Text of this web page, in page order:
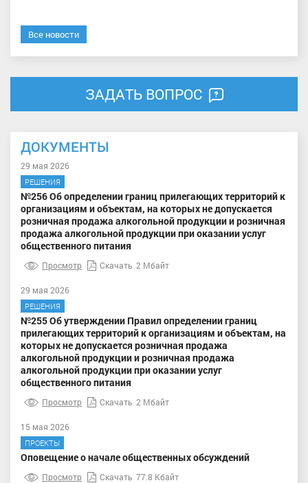
Все новости
ЗАДАТЬ ВОПРОС
ДОКУМЕНТЫ
29 мая 2026
РЕШЕНИЯ
№256 Об определении границ прилегающих территорий к
организациям и объектам, на которых не допускается
розничная продажа алкогольной продукции и розничная
продажа алкогольной продукции при оказании услуг
общественного питания
Просмотр Скачать 2 Мбайт
29 мая 2026
РЕШЕНИЯ
№255 Об утверждении Правил определении границ
прилегающих территорий к организациям и объектам, на
которых не допускается розничная продажа
алкогольной продукции и розничная продажа
алкогольной продукции при оказании услуг
общественного питания
Просмотр Скачать 2 Мбайт
15 мая 2026
ПРОЕКТЫ
Оповещение о начале общественных обсуждений
Просмотр Скачать 77.8 Кбайт